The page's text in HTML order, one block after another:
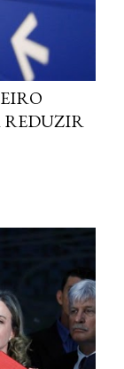
REDUZIR